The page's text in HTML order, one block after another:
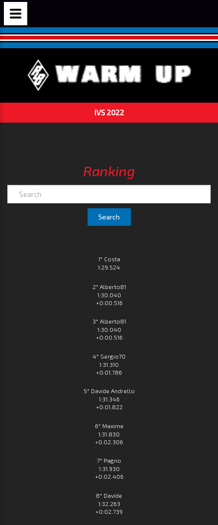
IVS 2022
Ranking
Search
1° Costa
1:29.524
2° Alberto81
1:30.040
+0:00.516
3° Alberto81
1:30.040
+0:00.516
4° Sergio70
1:31.310
+0:01.786
5° Davide Andrello
1:31.346
+0:01.822
6° Maxime
1:31.830
+0:02.306
7° Pagno
1:31.930
+0:02.406
8° Davide
1:32.263
+0:02.739